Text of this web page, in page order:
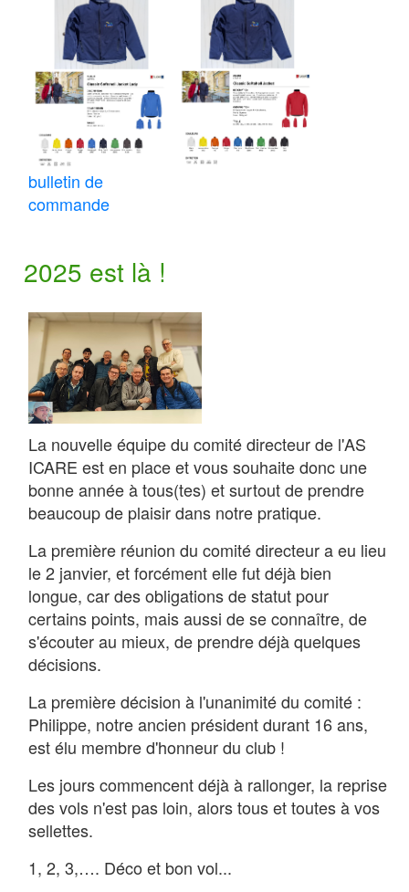
bulletin de
commande
2025 est là !
La nouvelle équipe du comité directeur de l'AS
ICARE est en place et vous souhaite donc une
bonne année à tous(tes) et surtout de prendre
beaucoup de plaisir dans notre pratique.
La première réunion du comité directeur a eu lieu
le 2 janvier, et forcément elle fut déjà bien
longue, car des obligations de statut pour
certains points, mais aussi de se connaître, de
s'écouter au mieux, de prendre déjà quelques
décisions.
La première décision à l'unanimité du comité :
Philippe, notre ancien président durant 16 ans,
est élu membre d'honneur du club !
Les jours commencent déjà à rallonger, la reprise
des vols n'est pas loin, alors tous et toutes à vos
sellettes.
1, 2, 3,…. Déco et bon vol...